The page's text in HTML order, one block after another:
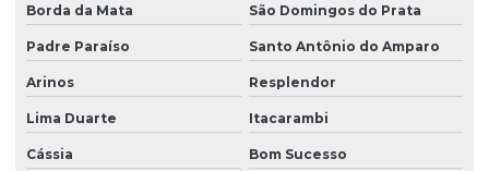
Borda da Mata São Domingos do Prata
Padre Paraíso Santo Antônio do Amparo
Arinos Resplendor
Lima Duarte Itacarambi
Cássia Bom Sucesso